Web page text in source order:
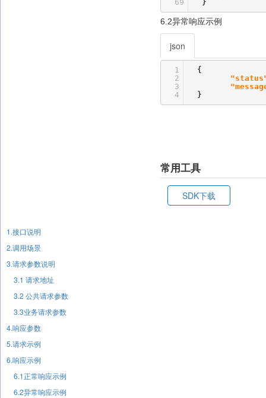
69
}
6.2异常响应示例
json
1
2
3
4
{
}
常用工具
SDK下载
1.接口说明
2.调用场景
3.请求参数说明
3.1 请求地址
3.2 公共请求参数
3.3业务请求参数
4.响应参数
5.请求示例
6.响应示例
6.1正常响应示例
6.2异常响应示例